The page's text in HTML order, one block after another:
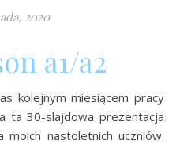
2020
a1/a2
ta 30-slajdowa prezentacja
moich nastoletnich uczniów.